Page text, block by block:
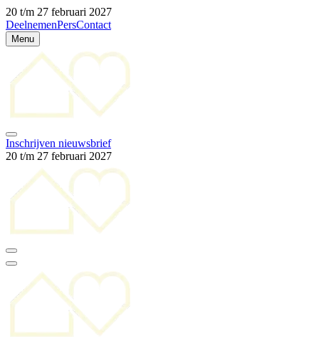
20 t/m 27 februari 2027
DeelnemenPersContact
Menu
Inschrijven nieuwsbrief
20 t/m 27 februari 2027